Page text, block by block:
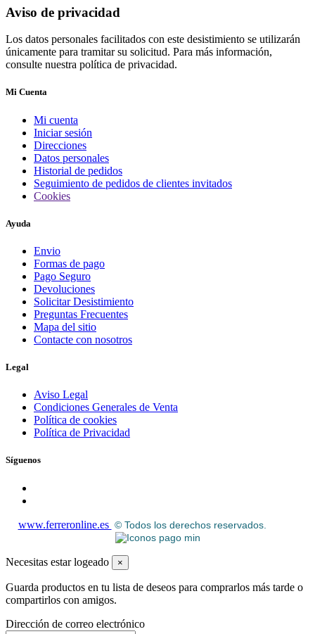
Aviso de privacidad
Los datos personales facilitados con este desistimiento se utilizarán
únicamente para tramitar su solicitud. Para más información,
consulte nuestra política de privacidad.
Mi Cuenta
Mi cuenta
Iniciar sesión
Direcciones
Datos personales
Historial de pedidos
Seguimiento de pedidos de clientes invitados
Cookies
Ayuda
Envio
Formas de pago
Pago Seguro
Devoluciones
Solicitar Desistimiento
Preguntas Frecuentes
Mapa del sitio
Contacte con nosotros
Legal
Aviso Legal
Condiciones Generales de Venta
Política de cookies
Política de Privacidad
Síguenos
www.ferreronline.es © Todos los derechos reservados.
Necesitas estar logeado ×
Guarda productos en tu lista de deseos para comprarlos más tarde o
compartirlos con amigos.
Dirección de correo electrónico